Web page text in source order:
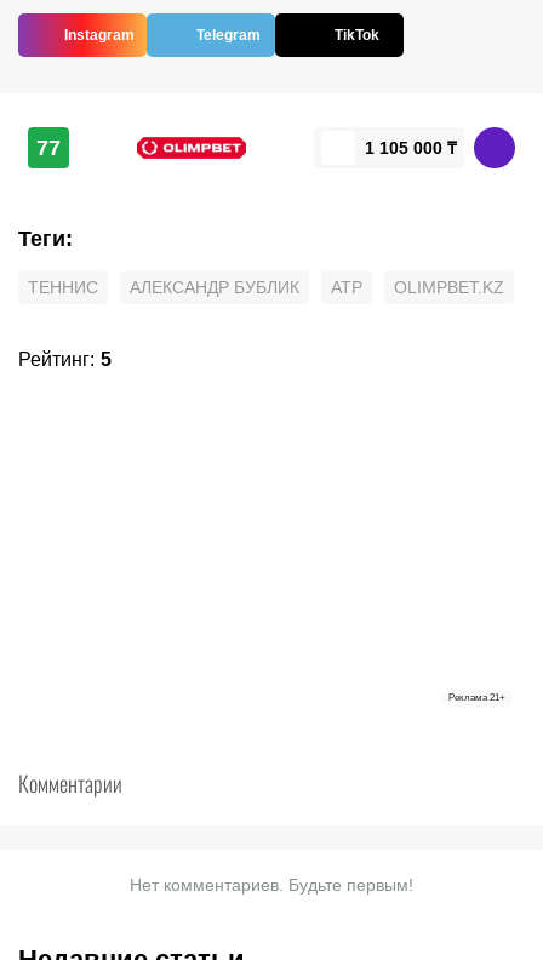
Instagram Telegram TikTok
77 1 105 000 ₸
Теги:
ТЕННИС АЛЕКСАНДР БУБЛИК ATP OLIMPBET.KZ
Рейтинг: 5
Реклама 21+
Комментарии
Нет комментариев. Будьте первым!